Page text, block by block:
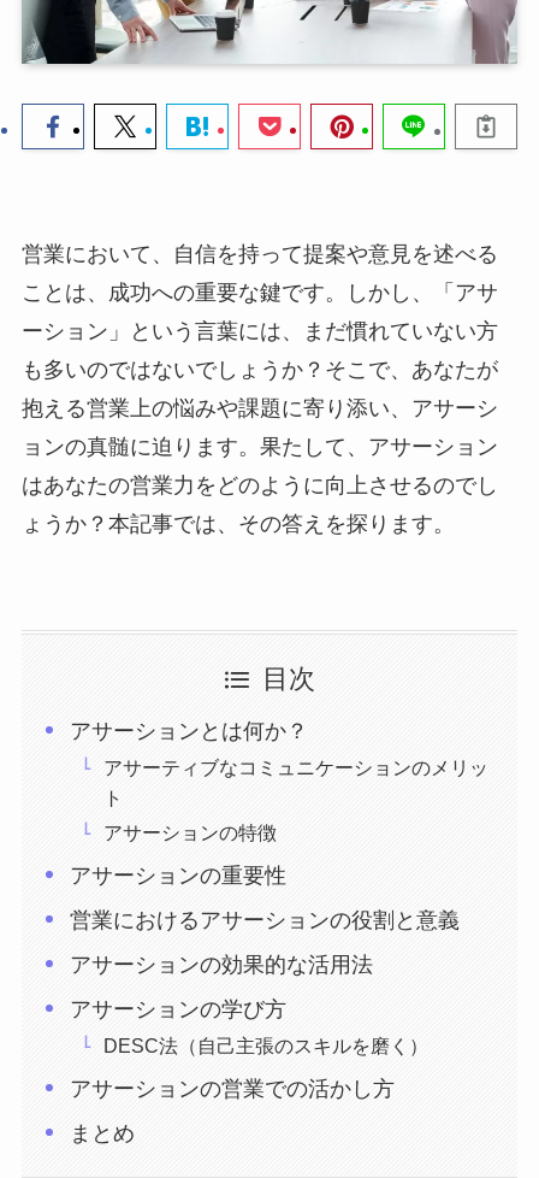
営業において、自信を持って提案や意見を述べる
ことは、成功への重要な鍵です。しかし、「アサ
ーション」という言葉には、まだ慣れていない方
も多いのではないでしょうか？そこで、あなたが
抱える営業上の悩みや課題に寄り添い、アサーシ
ョンの真髄に迫ります。果たして、アサーション
はあなたの営業力をどのように向上させるのでし
ょうか？本記事では、その答えを探ります。
目次
アサーションとは何か？
アサーティブなコミュニケーションのメリッ
ト
アサーションの特徴
アサーションの重要性
営業におけるアサーションの役割と意義
アサーションの効果的な活用法
アサーションの学び方
DESC法（自己主張のスキルを磨く）
アサーションの営業での活かし方
まとめ